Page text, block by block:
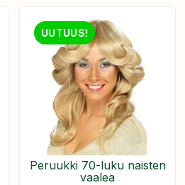
UUTUUS!
Peruukki 70-luku naisten
vaalea